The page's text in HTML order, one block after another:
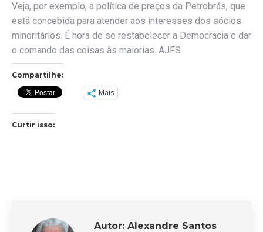
Veja, por exemplo, a política de preços da Petrobrás, que
está concebida para atender aos interesses dos sócios
minoritários. É hora de se restabelecer a Democracia e dar
o comando das coisas às maiorias. AJFS
Compartilhe:
Mais
Curtir isso:
Autor: Alexandre Santos